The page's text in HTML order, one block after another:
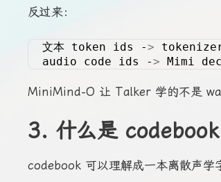
反过来：
文本 token ids ->
audio code ids -> Mimi
MiniMind-O 让 Talker 学的不是
3. 什么是 codebook
codebook 可以理解成一本离散声学